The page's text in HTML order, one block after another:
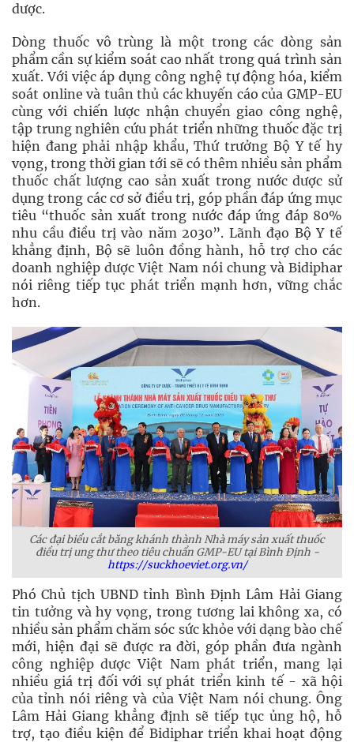
dược.
Dòng thuốc vô trùng là một trong các dòng sản
phẩm cần sự kiểm soát cao nhất trong quá trình sản
xuất. Với việc áp dụng công nghệ tự động hóa, kiểm
soát online và tuân thủ các khuyến cáo của GMP-EU
cùng với chiến lược nhận chuyển giao công nghệ,
tập trung nghiên cứu phát triển những thuốc đặc trị
hiện đang phải nhập khẩu, Thứ trưởng Bộ Y tế hy
vọng, trong thời gian tới sẽ có thêm nhiều sản phẩm
thuốc chất lượng cao sản xuất trong nước dược sử
dụng trong các cơ sở điều trị, góp phần đáp ứng mục
tiêu “thuốc sản xuất trong nước đáp ứng đáp 80%
nhu cầu điều trị vào năm 2030”. Lãnh đạo Bộ Y tế
khẳng định, Bộ sẽ luôn đồng hành, hỗ trợ cho các
doanh nghiệp dược Việt Nam nói chung và Bidiphar
nói riêng tiếp tục phát triển mạnh hơn, vững chắc
hơn.
Các đại biểu cắt băng khánh thành Nhà máy sản xuất thuốc
điều trị ung thư theo tiêu chuẩn GMP-EU tại Bình Định -
https://suckhoeviet.org.vn/
Phó Chủ tịch UBND tỉnh Bình Định Lâm Hải Giang
tin tưởng và hy vọng, trong tương lai không xa, có
nhiều sản phẩm chăm sóc sức khỏe với dạng bào chế
mới, hiện đại sẽ được ra đời, góp phần đưa ngành
công nghiệp dược Việt Nam phát triển, mang lại
nhiều giá trị đối với sự phát triển kinh tế - xã hội
của tỉnh nói riêng và của Việt Nam nói chung. Ông
Lâm Hải Giang khẳng định sẽ tiếp tục ủng hộ, hỗ
trợ, tạo điều kiện để Bidiphar triển khai hoạt động